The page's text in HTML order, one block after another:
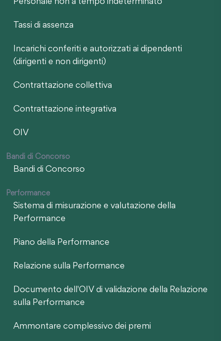
Personale non a tempo indeterminato
Tassi di assenza
Incarichi conferiti e autorizzati ai dipendenti
(dirigenti e non dirigenti)
Contrattazione collettiva
Contrattazione integrativa
OIV
Bandi di Concorso
Bandi di Concorso
Performance
Sistema di misurazione e valutazione della
Performance
Piano della Performance
Relazione sulla Performance
Documento dell'OIV di validazione della Relazione
sulla Performance
Ammontare complessivo dei premi